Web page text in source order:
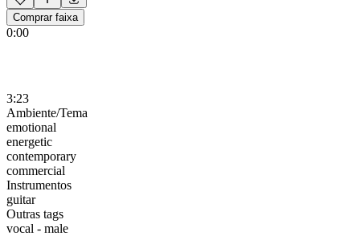
Comprar faixa
0:00
3:23
Ambiente/Tema
emotional
energetic
contemporary
commercial
Instrumentos
guitar
Outras tags
vocal - male